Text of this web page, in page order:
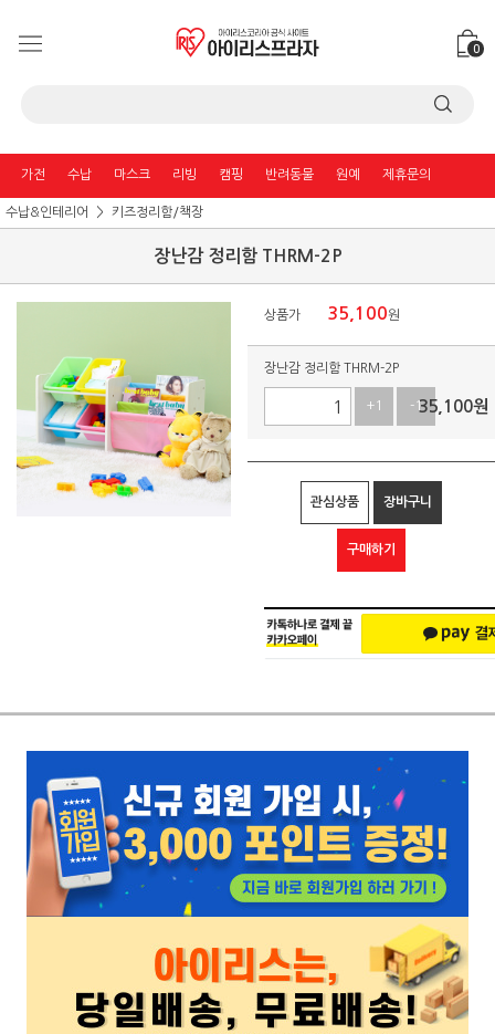
0
가전 수납 마스크 리빙 캠핑 반려동물 원예 제휴문의
수납&인테리어 키즈정리함/책장
장난감 정리함 THRM-2P
상품가 35,100원
장난감 정리함 THRM-2P
+1 -135,100원
관심상품 장바구니
구매하기